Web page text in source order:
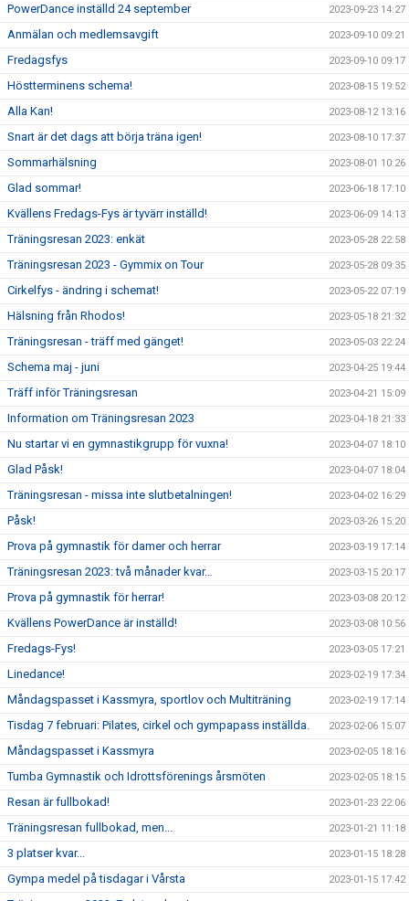
PowerDance inställd 24 september 2023-09-23 14:27
Anmälan och medlemsavgift 2023-09-10 09:21
Fredagsfys 2023-09-10 09:17
Höstterminens schema! 2023-08-15 19:52
Alla Kan! 2023-08-12 13:16
Snart är det dags att börja träna igen! 2023-08-10 17:37
Sommarhälsning 2023-08-01 10:26
Glad sommar! 2023-06-18 17:10
Kvällens Fredags-Fys är tyvärr inställd! 2023-06-09 14:13
Träningsresan 2023: enkät 2023-05-28 22:58
Träningsresan 2023 - Gymmix on Tour 2023-05-28 09:35
Cirkelfys - ändring i schemat! 2023-05-22 07:19
Hälsning från Rhodos! 2023-05-18 21:32
Träningsresan - träff med gänget! 2023-05-03 22:24
Schema maj - juni 2023-04-25 19:44
Träff inför Träningsresan 2023-04-21 15:09
Information om Träningsresan 2023 2023-04-18 21:33
Nu startar vi en gymnastikgrupp för vuxna! 2023-04-07 18:10
Glad Påsk! 2023-04-07 18:04
Träningsresan - missa inte slutbetalningen! 2023-04-02 16:29
Påsk! 2023-03-26 15:20
Prova på gymnastik för damer och herrar 2023-03-19 17:14
Träningsresan 2023: två månader kvar… 2023-03-15 20:17
Prova på gymnastik för herrar! 2023-03-08 20:12
Kvällens PowerDance är inställd! 2023-03-08 10:56
Fredags-Fys! 2023-03-05 17:21
Linedance! 2023-02-19 17:34
Måndagspasset i Kassmyra, sportlov och Multiträning 2023-02-19 17:14
Tisdag 7 februari: Pilates, cirkel och gympapass inställda. 2023-02-06 15:07
Måndagspasset i Kassmyra 2023-02-05 18:16
Tumba Gymnastik och Idrottsförenings årsmöten 2023-02-05 18:15
Resan är fullbokad! 2023-01-23 22:06
Träningsresan fullbokad, men... 2023-01-21 11:18
3 platser kvar... 2023-01-15 18:28
Gympa medel på tisdagar i Vårsta 2023-01-15 17:42